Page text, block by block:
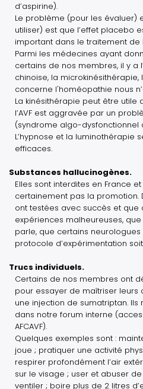
d’aspirine).
Le problème (pour les évaluer)
utiliser) est que l’effet placebo
important dans le traitement de
Parmi les médecines ayant
certains de nos membres, il y a
chinoise, la microkinésithérapie,
concerne l'homéopathie nous
La kinésithérapie peut être utile
l’AVF est aggravée par un
(syndrome algo-dysfonctionnel
L’hypnose et la luminothérapie
efficaces.
Substances hallucinogènes.
Elles sont interdites en France
certainement pas la promotion.
ont testées avec succès et que
expériences malheureuses,
parle, que certains neurologues
protocole d’expérimentation
Trucs individuels.
Certains de nos membres ont
pour essayer de maîtriser leurs
une injection de sumatriptan.
dans notre forum interne
AFCAVF).
Quelques exemples sont :
joue ; pratiquer une activité
respirer profondément l’air
sur le visage ; user et abuser
ventiler ; boire plus de 2 litres